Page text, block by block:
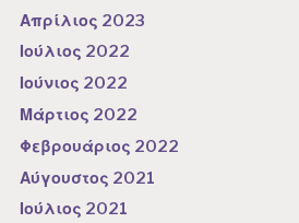
Απρίλιος 2023
Ιούλιος 2022
Ιούνιος 2022
Μάρτιος 2022
Φεβρουάριος 2022
Αύγουστος 2021
Ιούλιος 2021